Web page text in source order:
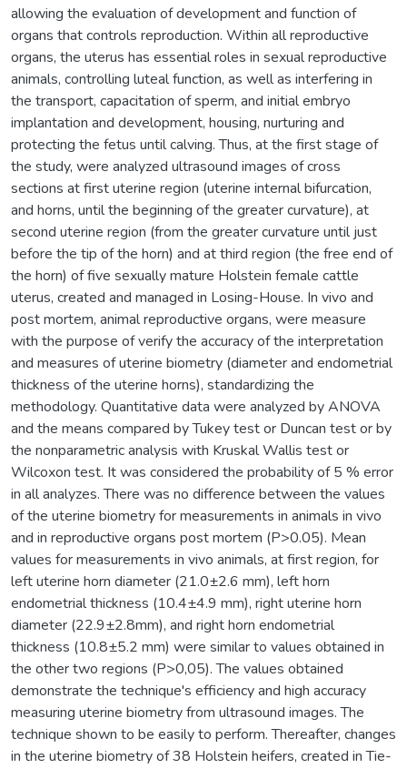
allowing the evaluation of development and function of
organs that controls reproduction. Within all reproductive
organs, the uterus has essential roles in sexual reproductive
animals, controlling luteal function, as well as interfering in
the transport, capacitation of sperm, and initial embryo
implantation and development, housing, nurturing and
protecting the fetus until calving. Thus, at the first stage of
the study, were analyzed ultrasound images of cross
sections at first uterine region (uterine internal bifurcation,
and horns, until the beginning of the greater curvature), at
second uterine region (from the greater curvature until just
before the tip of the horn) and at third region (the free end of
the horn) of five sexually mature Holstein female cattle
uterus, created and managed in Losing-House. In vivo and
post mortem, animal reproductive organs, were measure
with the purpose of verify the accuracy of the interpretation
and measures of uterine biometry (diameter and endometrial
thickness of the uterine horns), standardizing the
methodology. Quantitative data were analyzed by ANOVA
and the means compared by Tukey test or Duncan test or by
the nonparametric analysis with Kruskal Wallis test or
Wilcoxon test. It was considered the probability of 5 % error
in all analyzes. There was no difference between the values
of the uterine biometry for measurements in animals in vivo
and in reproductive organs post mortem (P>0.05). Mean
values for measurements in vivo animals, at first region, for
left uterine horn diameter (21.0±2.6 mm), left horn
endometrial thickness (10.4±4.9 mm), right uterine horn
diameter (22.9±2.8mm), and right horn endometrial
thickness (10.8±5.2 mm) were similar to values obtained in
the other two regions (P>0,05). The values obtained
demonstrate the technique's efficiency and high accuracy
measuring uterine biometry from ultrasound images. The
technique shown to be easily to perform. Thereafter, changes
in the uterine biometry of 38 Holstein heifers, created in Tie-